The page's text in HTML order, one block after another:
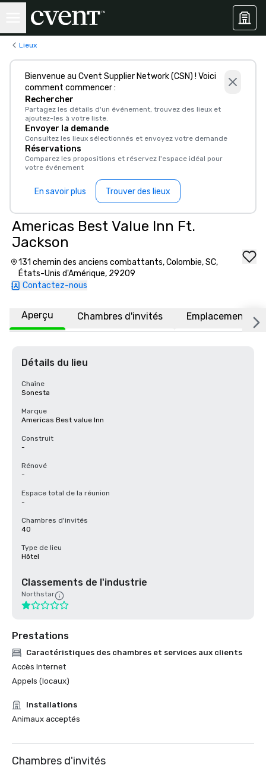
Lieux
Bienvenue au Cvent Supplier Network (CSN) ! Voici
comment commencer :
Rechercher
Partagez les détails d'un événement, trouvez des lieux et
ajoutez-les à votre liste.
Envoyer la demande
Consultez les lieux sélectionnés et envoyez votre demande
Réservations
Comparez les propositions et réservez l'espace idéal pour
votre événement
En savoir plus Trouver des lieux
Americas Best Value Inn Ft.
Jackson
131 chemin des anciens combattants, Colombie, SC,
États-Unis d'Amérique, 29209
Contactez-nous
Aperçu Chambres d'invités Emplacement
Détails du lieu
Chaîne
Sonesta
Marque
Americas Best value Inn
Construit
-
Rénové
-
Espace total de la réunion
-
Chambres d'invités
40
Type de lieu
Hôtel
Classements de l'industrie
Northstar
Prestations
Caractéristiques des chambres et services aux clients
Accès Internet
Appels (locaux)
Installations
Animaux acceptés
Chambres d'invités